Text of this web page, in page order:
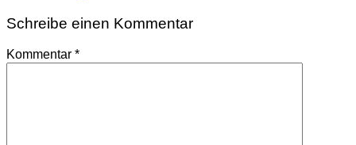
Schreibe einen Kommentar
Kommentar *